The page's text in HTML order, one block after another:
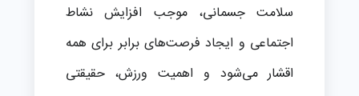
سلامت جسمانی، موجب افزایش نشاط
اجتماعی و ایجاد فرصت‌های برابر برای همه
اقشار می‌شود و اهمیت ورزش، حقیقتی